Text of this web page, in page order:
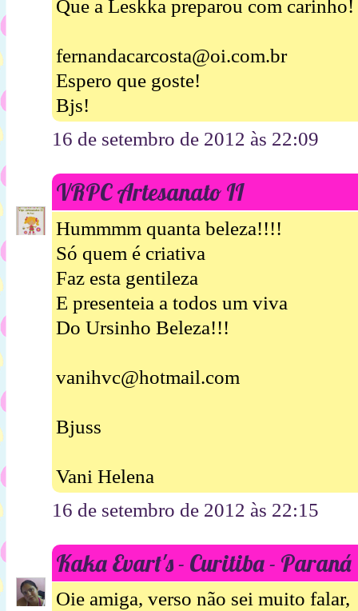
Que a Leskka preparou com carinho!
fernandacarcosta@oi.com.br
Espero que goste!
Bjs!
16 de setembro de 2012 às 22:09
VRPC Artesanato II
Hummmm quanta beleza!!!!
Só quem é criativa
Faz esta gentileza
E presenteia a todos um viva
Do Ursinho Beleza!!!
vanihvc@hotmail.com
Bjuss
Vani Helena
16 de setembro de 2012 às 22:15
Kaka Evart's - Curitiba - Paraná
Oie amiga, verso não sei muito falar,